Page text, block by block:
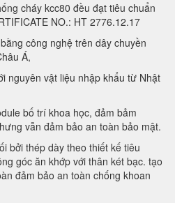
cháy kcc80 đều đạt tiêu chuẩn
NO.: HT 2776.12.17
công nghệ trên dây chuyền
Á,
nguyên vật liệu nhập khẩu từ Nhật
bố trí khoa học, đảm bảm
vẫn đảm bảo an toàn bảo mật.
bởi thép dày theo thiết kế tiêu
góc ăn khớp với thân két bạc. tạo
đảm bảo an toàn chống khoan